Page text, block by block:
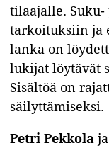
tilaajalle.
tarkoituksiin ja
lanka on
lukijat löytävät
Sisältöä on
säilyttämiseksi.
Petri Pekkola